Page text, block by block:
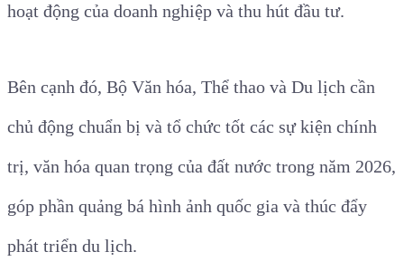
hoạt động của doanh nghiệp và thu hút đầu tư.
Bên cạnh đó, Bộ Văn hóa, Thể thao và Du lịch cần
chủ động chuẩn bị và tổ chức tốt các sự kiện chính
trị, văn hóa quan trọng của đất nước trong năm 2026,
góp phần quảng bá hình ảnh quốc gia và thúc đẩy
phát triển du lịch.